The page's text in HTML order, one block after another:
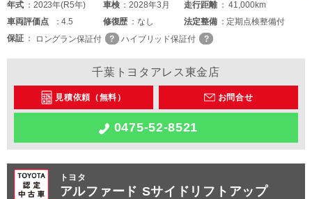
年式 2023年(R5年) 車検 2028年3月 走行距離
41,000km
車両評価点 4.5 修復歴 なし 法定整備
定期点検整備付
保証
ロングラン保証付 ハイブリッド保証付
千葉トヨタアレス東金店
見積依頼（無料） お問合せ
0475-52-8521
トヨタ
アルファード Sサイドリフトアップ